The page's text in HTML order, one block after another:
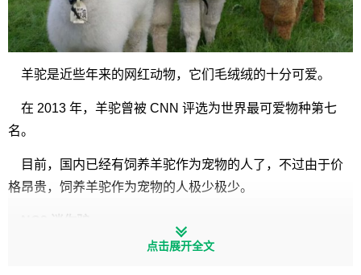
羊驼是近些年来的网红动物，它们毛绒绒的十分可爱。
在 2013 年，羊驼曾被 CNN 评选为世界最可爱物种第七
名。
目前，国内已经有饲养羊驼作为宠物的人了，不过由于价
格昂贵，饲养羊驼作为宠物的人极少极少。
点击展开全文